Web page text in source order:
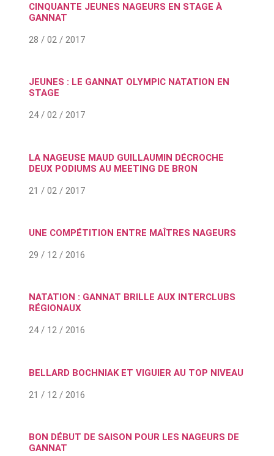
CINQUANTE JEUNES NAGEURS EN STAGE À
GANNAT
28 / 02 / 2017
JEUNES : LE GANNAT OLYMPIC NATATION EN
STAGE
24 / 02 / 2017
LA NAGEUSE MAUD GUILLAUMIN DÉCROCHE
DEUX PODIUMS AU MEETING DE BRON
21 / 02 / 2017
UNE COMPÉTITION ENTRE MAÎTRES NAGEURS
29 / 12 / 2016
NATATION : GANNAT BRILLE AUX INTERCLUBS
RÉGIONAUX
24 / 12 / 2016
BELLARD BOCHNIAK ET VIGUIER AU TOP NIVEAU
21 / 12 / 2016
BON DÉBUT DE SAISON POUR LES NAGEURS DE
GANNAT